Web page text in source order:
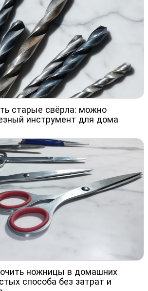
старые свёрла: можно
инструмент для дома
ножницы в домашних
способа без затрат и